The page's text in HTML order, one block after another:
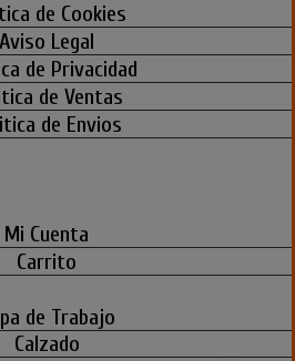
de Cookies
Aviso Legal
de Privacidad
de Ventas
de Envios
Mi Cuenta
Carrito
de Trabajo
Calzado